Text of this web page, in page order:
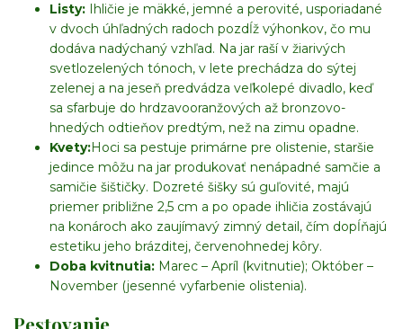
Listy: Ihličie je mäkké, jemné a perovité, usporiadané
v dvoch úhľadných radoch pozdĺž výhonkov, čo mu
dodáva nadýchaný vzhľad. Na jar raší v žiarivých
svetlozelených tónoch, v lete prechádza do sýtej
zelenej a na jeseň predvádza veľkolepé divadlo, keď
sa sfarbuje do hrdzavooranžových až bronzovo-
hnedých odtieňov predtým, než na zimu opadne.
Kvety:Hoci sa pestuje primárne pre olistenie, staršie
jedince môžu na jar produkovať nenápadné samčie a
samičie šištičky. Dozreté šišky sú guľovité, majú
priemer približne 2,5 cm a po opade ihličia zostávajú
na konároch ako zaujímavý zimný detail, čím dopĺňajú
estetiku jeho brázditej, červenohnedej kôry.
Doba kvitnutia: Marec – Apríl (kvitnutie); Október –
November (jesenné vyfarbenie olistenia).
Pestovanie